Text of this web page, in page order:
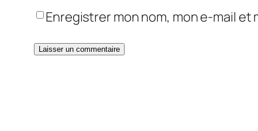
Enregistrer mon nom, mon e-mail